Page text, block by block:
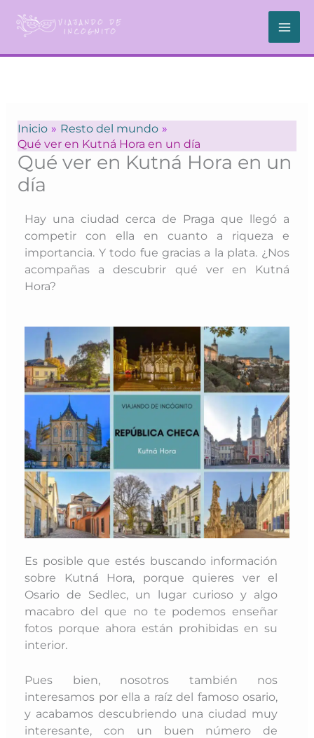
contenido
Inicio
Resto del mundo
Qué ver en Kutná Hora en un día
Qué ver en Kutná Hora en un
día
Hay una ciudad cerca de Praga que llegó a
competir con ella en cuanto a riqueza e
importancia. Y todo fue gracias a la plata. ¿Nos
acompañas a descubrir qué ver en Kutná
Hora?
Es posible que estés buscando información
sobre Kutná Hora, porque quieres ver el
Osario de Sedlec, un lugar curioso y algo
macabro del que no te podemos enseñar
fotos porque ahora están prohibidas en su
interior.
Pues bien, nosotros también nos
interesamos por ella a raíz del famoso osario,
y acabamos descubriendo una ciudad muy
interesante, con un buen número de